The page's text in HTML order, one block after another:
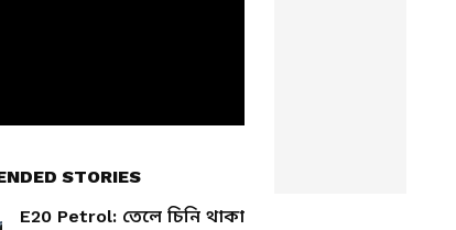
STORIES
E20 Petrol: তেলে চিনি থাকা